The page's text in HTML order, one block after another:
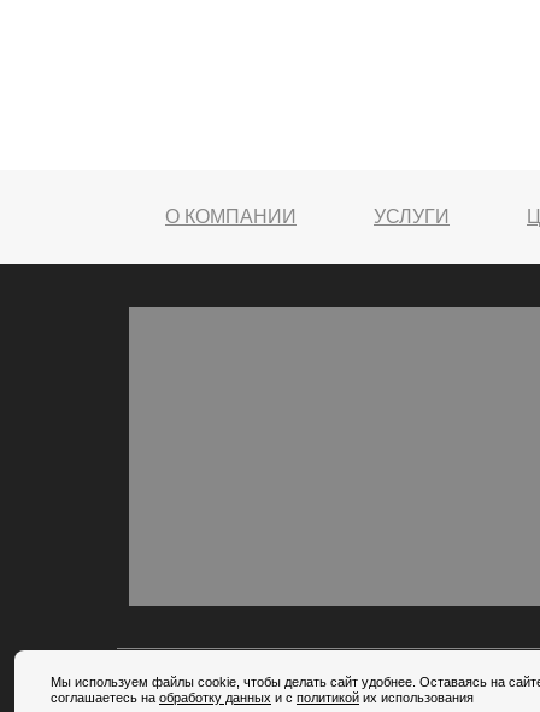
О КОМПАНИИ УСЛУГИ
2026 © Все права защищены
Мы используем файлы cookie, чтобы делать сайт удобнее. Оставаясь на
соглашаетесь на обработку данных и с политикой их использования